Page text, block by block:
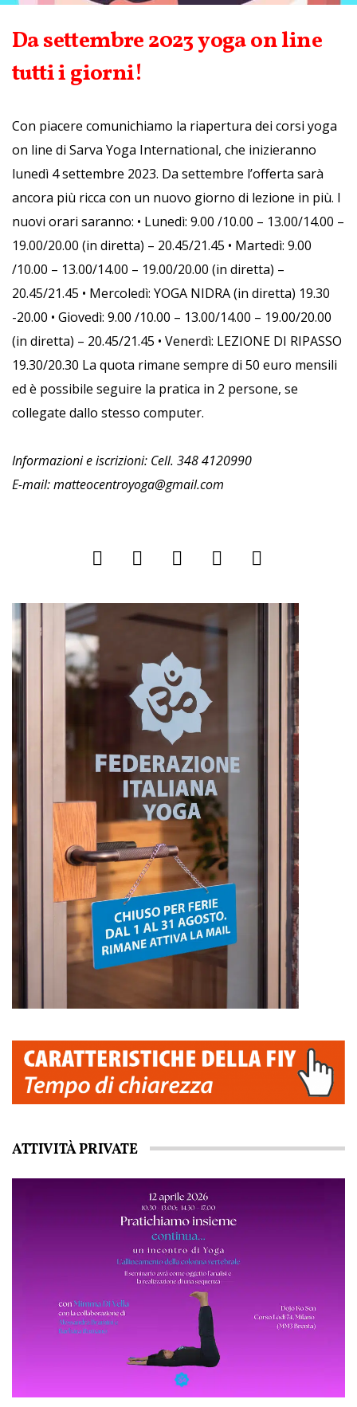
Da settembre 2023 yoga on line
tutti i giorni!
Con piacere comunichiamo la riapertura dei corsi yoga
on line di Sarva Yoga International, che inizieranno
lunedì 4 settembre 2023. Da settembre l’offerta sarà
ancora più ricca con un nuovo giorno di lezione in più. I
nuovi orari saranno: • Lunedì: 9.00 /10.00 – 13.00/14.00 –
19.00/20.00 (in diretta) – 20.45/21.45 • Martedì: 9.00
/10.00 – 13.00/14.00 – 19.00/20.00 (in diretta) –
20.45/21.45 • Mercoledì: YOGA NIDRA (in diretta) 19.30
-20.00 • Giovedì: 9.00 /10.00 – 13.00/14.00 – 19.00/20.00
(in diretta) – 20.45/21.45 • Venerdì: LEZIONE DI RIPASSO
19.30/20.30 La quota rimane sempre di 50 euro mensili
ed è possibile seguire la pratica in 2 persone, se
collegate dallo stesso computer.
Informazioni e iscrizioni: Cell. 348 4120990
E-mail:matteocentroyoga@gmail.com
ATTIVITÀ PRIVATE